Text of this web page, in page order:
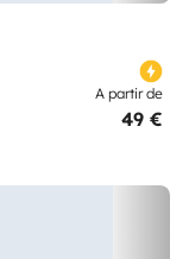
A partir de
49 €